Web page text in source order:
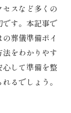
スなど多くの
す。本記事で
葬儀準備ポイ
をわかりやす
心して準備を整
るでしょう。